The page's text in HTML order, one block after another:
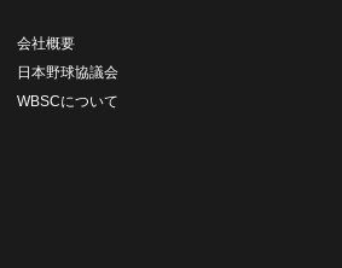
会社概要
日本野球協議会
WBSCについて